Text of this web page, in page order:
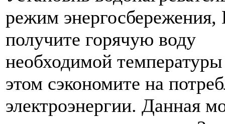
режим
получите горячую воду
необходимой
этом сэкономите на
электроэнергии. Данная